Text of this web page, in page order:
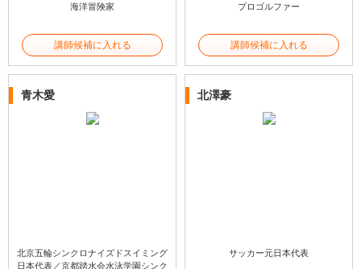
海洋冒険家
講師候補に入れる
プロゴルファー
講師候補に入れる
青木愛
北京五輪シンクロナイズドスイミング
日本代表／京都踏水会水泳学園シンク
北澤豪
サッカー元日本代表